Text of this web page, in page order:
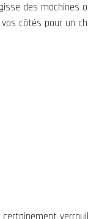
des machines
côtés pour un